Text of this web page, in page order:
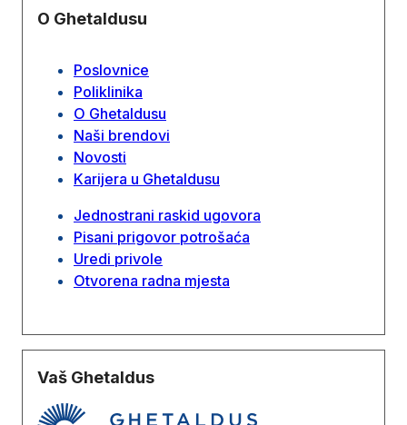
O Ghetaldusu
Poslovnice
Poliklinika
O Ghetaldusu
Naši brendovi
Novosti
Karijera u Ghetaldusu
Jednostrani raskid ugovora
Pisani prigovor potrošaća
Uredi privole
Otvorena radna mjesta
Vaš Ghetaldus